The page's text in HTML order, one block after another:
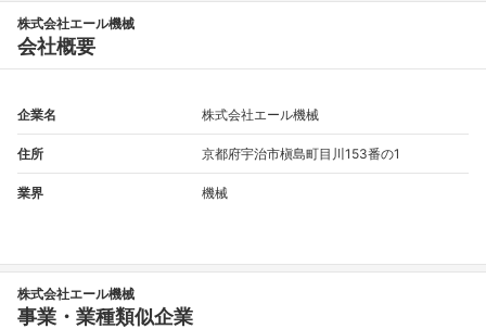
フォローしました
こちらの企業もフォローしませんか？
株式会社エール機械
会社概要
企業名 株式会社エール機械
住所 京都府宇治市槇島町目川153番の1
業界 機械
株式会社エール機械
事業・業種類似企業